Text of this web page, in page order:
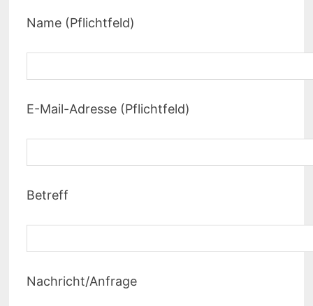
Name (Pflichtfeld)
E-Mail-Adresse (Pflichtfeld)
Betreff
Nachricht/Anfrage